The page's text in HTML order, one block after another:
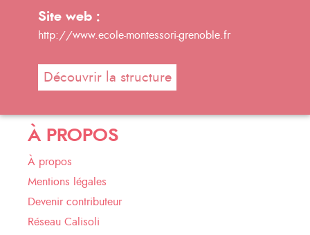
Site web :
http://www.ecole-montessori-grenoble.fr
Découvrir la structure
À PROPOS
À propos
Mentions légales
Devenir contributeur
Réseau Calisoli